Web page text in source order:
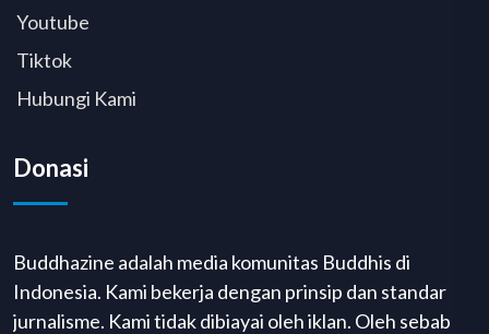
Youtube
Tiktok
Hubungi Kami
Donasi
Buddhazine adalah media komunitas Buddhis di
Indonesia. Kami bekerja dengan prinsip dan standar
jurnalisme. Kami tidak dibiayai oleh iklan. Oleh sebab